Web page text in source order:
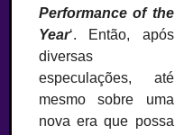
Performance of the
Year‘. Então, após
diversas
especulações, até
mesmo sobre uma
nova era que possa